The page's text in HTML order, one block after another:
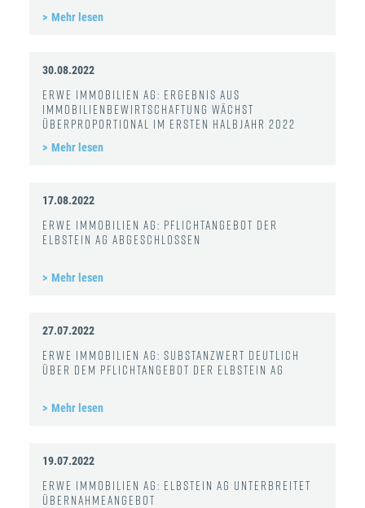
Mehr lesen
30.08.2022
ERWE Immobilien AG: Ergebnis aus
Immobilienbewirtschaftung wächst
überproportional im ersten Halbjahr 2022
Mehr lesen
17.08.2022
ERWE Immobilien AG: Pflichtangebot der
Elbstein AG abgeschlossen
Mehr lesen
27.07.2022
ERWE Immobilien AG: Substanzwert deutlich
über dem Pflichtangebot der Elbstein AG
Mehr lesen
19.07.2022
ERWE Immobilien AG: Elbstein AG unterbreitet
Übernahmeangebot